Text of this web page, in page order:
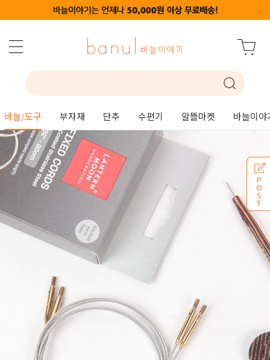
바늘/도구 부자재 단추 수편기 알뜰마켓 바늘이야
P
O
S
T